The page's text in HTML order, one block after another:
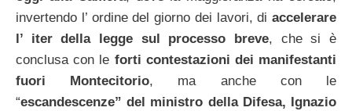
invertendo l’ ordine del giorno dei lavori, di accelerare
l’ iter della legge sul processo breve, che si è
conclusa con le forti contestazioni dei manifestanti
fuori Montecitorio, ma anche con le
“escandescenze” del ministro della Difesa, Ignazio